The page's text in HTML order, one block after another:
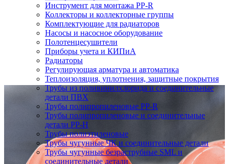
Инструмент для монтажа PP-R
Коллекторы и коллекторные группы
Комплектующие для радиаторов
Насосы и насосное оборудование
Полотенцесушители
Приборы учета и КИПиА
Радиаторы
Регулирующая арматура и автоматика
Теплоизоляция, уплотнения, защитные покрытия
Трубы из поливинилхлорида и соединительные
детали ПВХ
Трубы полипропиленовые PP-R
Трубы полипропиленовые и соединительные
детали PP-H
Трубы полиэтиленовые
Трубы чугунные ЧК и соединительные детали
Трубы чугунные безраструбные SML и
соединительные детали